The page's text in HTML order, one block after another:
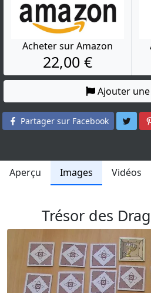
Acheter sur Amazon
22,00 €
Ajouter
Partager sur Facebook
Aperçu Images Vidéos
Trésor des